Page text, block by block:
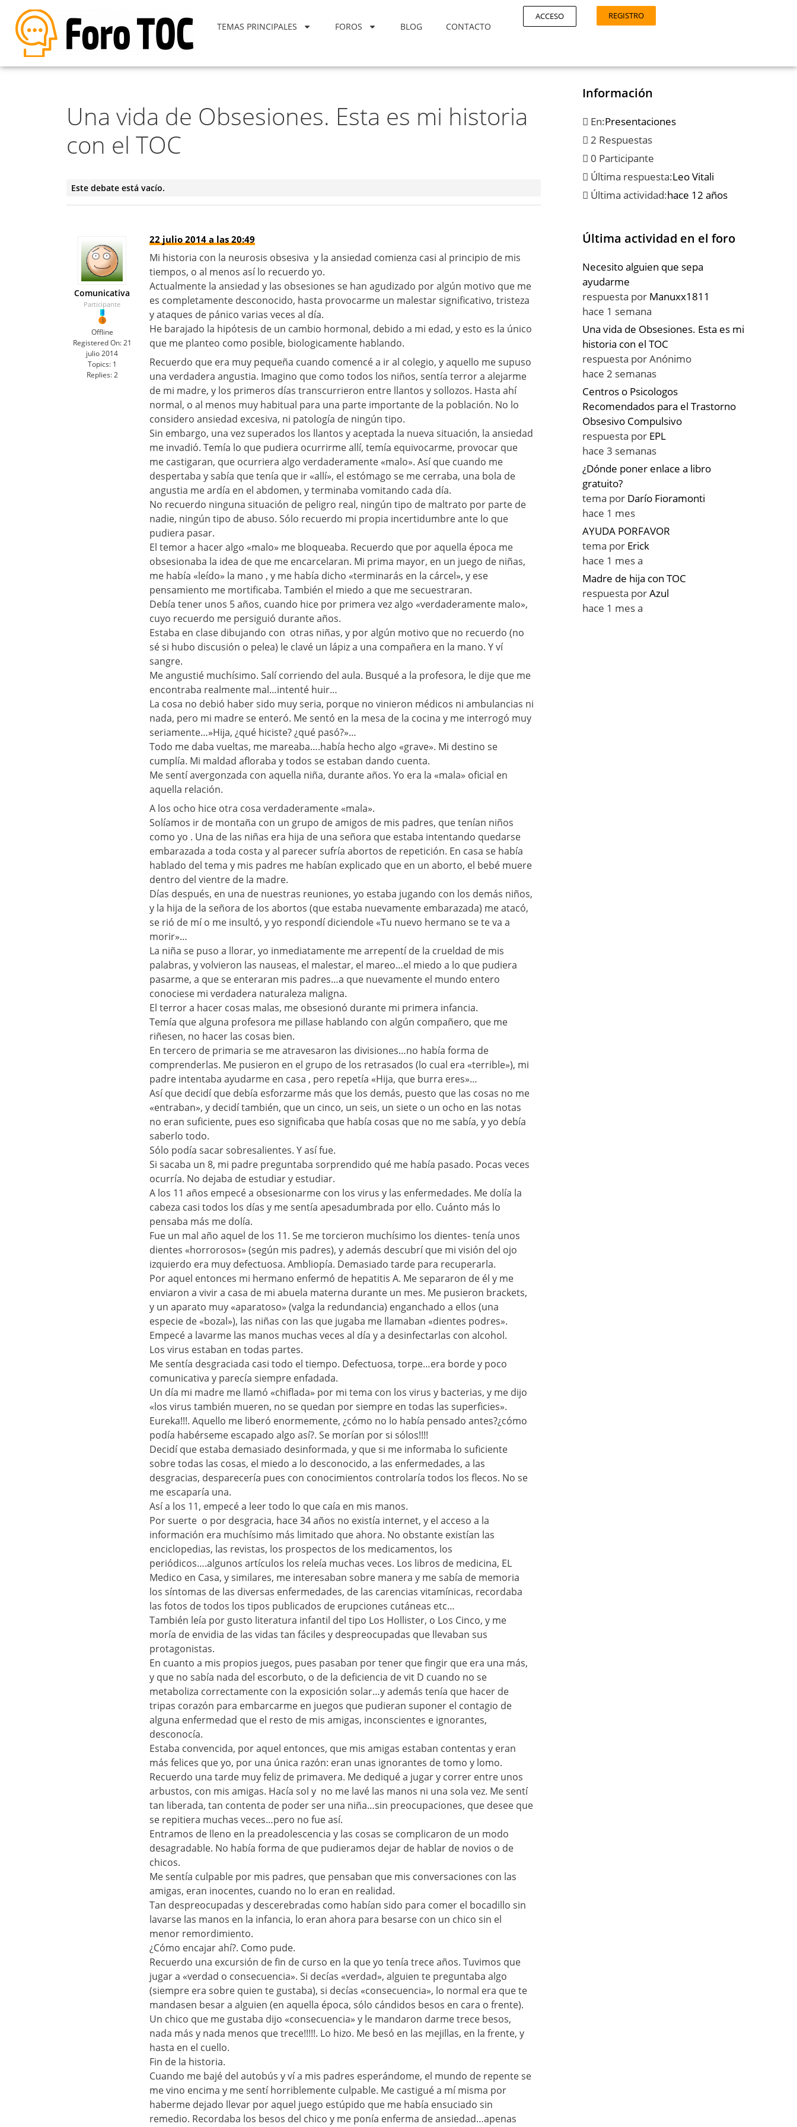
TEMAS PRINCIPALES FOROS BLOG CONTACTO
ACCESO REGISTRO
Una vida de Obsesiones. Esta es mi historia
con el TOC
Este debate está vacío.
Comunicativa
Participante
Offline
Registered On: 21
julio 2014
Topics: 1
Replies: 2
22 julio 2014 a las 20:49
Mi historia con la neurosis obsesiva y la ansiedad comienza casi al principio de mis
tiempos, o al menos así lo recuerdo yo.
Actualmente la ansiedad y las obsesiones se han agudizado por algún motivo que me
es completamente desconocido, hasta provocarme un malestar significativo, tristeza
y ataques de pánico varias veces al día.
He barajado la hipótesis de un cambio hormonal, debido a mi edad, y esto es la único
que me planteo como posible, biologicamente hablando.
Recuerdo que era muy pequeña cuando comencé a ir al colegio, y aquello me supuso
una verdadera angustia. Imagino que como todos los niños, sentía terror a alejarme
de mi madre, y los primeros días transcurrieron entre llantos y sollozos. Hasta ahí
normal, o al menos muy habitual para una parte importante de la población. No lo
considero ansiedad excesiva, ni patología de ningún tipo.
Sin embargo, una vez superados los llantos y aceptada la nueva situación, la ansiedad
me invadió. Temía lo que pudiera ocurrirme allí, temía equivocarme, provocar que
me castigaran, que ocurriera algo verdaderamente «malo». Así que cuando me
despertaba y sabía que tenía que ir «allí», el estómago se me cerraba, una bola de
angustia me ardía en el abdomen, y terminaba vomitando cada día.
No recuerdo ninguna situación de peligro real, ningún tipo de maltrato por parte de
nadie, ningún tipo de abuso. Sólo recuerdo mi propia incertidumbre ante lo que
pudiera pasar.
El temor a hacer algo «malo» me bloqueaba. Recuerdo que por aquella época me
obsesionaba la idea de que me encarcelaran. Mi prima mayor, en un juego de niñas,
me había «leído» la mano , y me había dicho «terminarás en la cárcel», y ese
pensamiento me mortificaba. También el miedo a que me secuestraran.
Debía tener unos 5 años, cuando hice por primera vez algo «verdaderamente malo»,
cuyo recuerdo me persiguió durante años.
Estaba en clase dibujando con otras niñas, y por algún motivo que no recuerdo (no
sé si hubo discusión o pelea) le clavé un lápiz a una compañera en la mano. Y ví
sangre.
Me angustié muchísimo. Salí corriendo del aula. Busqué a la profesora, le dije que me
encontraba realmente mal…intenté huir…
La cosa no debió haber sido muy seria, porque no vinieron médicos ni ambulancias ni
nada, pero mi madre se enteró. Me sentó en la mesa de la cocina y me interrogó muy
seriamente…»Hija, ¿qué hiciste? ¿qué pasó?»…
Todo me daba vueltas, me mareaba….había hecho algo «grave». Mi destino se
cumplía. Mi maldad afloraba y todos se estaban dando cuenta.
Me sentí avergonzada con aquella niña, durante años. Yo era la «mala» oficial en
aquella relación.
A los ocho hice otra cosa verdaderamente «mala».
Solíamos ir de montaña con un grupo de amigos de mis padres, que tenían niños
como yo . Una de las niñas era hija de una señora que estaba intentando quedarse
embarazada a toda costa y al parecer sufría abortos de repetición. En casa se había
hablado del tema y mis padres me habían explicado que en un aborto, el bebé muere
dentro del vientre de la madre.
Días después, en una de nuestras reuniones, yo estaba jugando con los demás niños,
y la hija de la señora de los abortos (que estaba nuevamente embarazada) me atacó,
se rió de mí o me insultó, y yo respondí diciendole «Tu nuevo hermano se te va a
morir»…
La niña se puso a llorar, yo inmediatamente me arrepentí de la crueldad de mis
palabras, y volvieron las nauseas, el malestar, el mareo…el miedo a lo que pudiera
pasarme, a que se enteraran mis padres…a que nuevamente el mundo entero
conociese mi verdadera naturaleza maligna.
El terror a hacer cosas malas, me obsesionó durante mi primera infancia.
Temía que alguna profesora me pillase hablando con algún compañero, que me
riñesen, no hacer las cosas bien.
En tercero de primaria se me atravesaron las divisiones…no había forma de
comprenderlas. Me pusieron en el grupo de los retrasados (lo cual era «terrible»), mi
padre intentaba ayudarme en casa , pero repetía «Hija, que burra eres»…
Así que decidí que debía esforzarme más que los demás, puesto que las cosas no me
«entraban», y decidí también, que un cinco, un seis, un siete o un ocho en las notas
no eran suficiente, pues eso significaba que había cosas que no me sabía, y yo debía
saberlo todo.
Sólo podía sacar sobresalientes. Y así fue.
Si sacaba un 8, mi padre preguntaba sorprendido qué me había pasado. Pocas veces
ocurría. No dejaba de estudiar y estudiar.
A los 11 años empecé a obsesionarme con los virus y las enfermedades. Me dolía la
cabeza casi todos los días y me sentía apesadumbrada por ello. Cuánto más lo
pensaba más me dolía.
Fue un mal año aquel de los 11. Se me torcieron muchísimo los dientes- tenía unos
dientes «horrorosos» (según mis padres), y además descubrí que mi visión del ojo
izquierdo era muy defectuosa. Ambliopía. Demasiado tarde para recuperarla.
Por aquel entonces mi hermano enfermó de hepatitis A. Me separaron de él y me
enviaron a vivir a casa de mi abuela materna durante un mes. Me pusieron brackets,
y un aparato muy «aparatoso» (valga la redundancia) enganchado a ellos (una
especie de «bozal»), las niñas con las que jugaba me llamaban «dientes podres».
Empecé a lavarme las manos muchas veces al día y a desinfectarlas con alcohol.
Los virus estaban en todas partes.
Me sentía desgraciada casi todo el tiempo. Defectuosa, torpe…era borde y poco
comunicativa y parecía siempre enfadada.
Un día mi madre me llamó «chiflada» por mi tema con los virus y bacterias, y me dijo
«los virus también mueren, no se quedan por siempre en todas las superficies».
Eureka!!!. Aquello me liberó enormemente, ¿cómo no lo había pensado antes?¿cómo
podía habérseme escapado algo así?. Se morían por si sólos!!!!
Decidí que estaba demasiado desinformada, y que si me informaba lo suficiente
sobre todas las cosas, el miedo a lo desconocido, a las enfermedades, a las
desgracias, desparecería pues con conocimientos controlaría todos los flecos. No se
me escaparía una.
Así a los 11, empecé a leer todo lo que caía en mis manos.
Por suerte o por desgracia, hace 34 años no existía internet, y el acceso a la
información era muchísimo más limitado que ahora. No obstante existían las
enciclopedias, las revistas, los prospectos de los medicamentos, los
periódicos….algunos artículos los releía muchas veces. Los libros de medicina, EL
Medico en Casa, y similares, me interesaban sobre manera y me sabía de memoria
los síntomas de las diversas enfermedades, de las carencias vitamínicas, recordaba
las fotos de todos los tipos publicados de erupciones cutáneas etc…
También leía por gusto literatura infantil del tipo Los Hollister, o Los Cinco, y me
moría de envidia de las vidas tan fáciles y despreocupadas que llevaban sus
protagonistas.
En cuanto a mis propios juegos, pues pasaban por tener que fingir que era una más,
y que no sabía nada del escorbuto, o de la deficiencia de vit D cuando no se
metaboliza correctamente con la exposición solar…y además tenía que hacer de
tripas corazón para embarcarme en juegos que pudieran suponer el contagio de
alguna enfermedad que el resto de mis amigas, inconscientes e ignorantes,
desconocía.
Estaba convencida, por aquel entonces, que mis amigas estaban contentas y eran
más felices que yo, por una única razón: eran unas ignorantes de tomo y lomo.
Recuerdo una tarde muy feliz de primavera. Me dediqué a jugar y correr entre unos
arbustos, con mis amigas. Hacía sol y no me lavé las manos ni una sola vez. Me sentí
tan liberada, tan contenta de poder ser una niña…sin preocupaciones, que desee que
se repitiera muchas veces…pero no fue así.
Entramos de lleno en la preadolescencia y las cosas se complicaron de un modo
desagradable. No había forma de que pudieramos dejar de hablar de novios o de
chicos.
Me sentía culpable por mis padres, que pensaban que mis conversaciones con las
amigas, eran inocentes, cuando no lo eran en realidad.
Tan despreocupadas y descerebradas como habían sido para comer el bocadillo sin
lavarse las manos en la infancia, lo eran ahora para besarse con un chico sin el
menor remordimiento.
¿Cómo encajar ahí?. Como pude.
Recuerdo una excursión de fin de curso en la que yo tenía trece años. Tuvimos que
jugar a «verdad o consecuencia». Si decías «verdad», alguien te preguntaba algo
(siempre era sobre quien te gustaba), si decías «consecuencia», lo normal era que te
mandasen besar a alguien (en aquella época, sólo cándidos besos en cara o frente).
Un chico que me gustaba dijo «consecuencia» y le mandaron darme trece besos,
nada más y nada menos que trece!!!!!. Lo hizo. Me besó en las mejillas, en la frente, y
hasta en el cuello.
Fin de la historia.
Cuando me bajé del autobús y ví a mis padres esperándome, el mundo de repente se
me vino encima y me sentí horriblemente culpable. Me castigué a mí misma por
haberme dejado llevar por aquel juego estúpido que me había ensuciado sin
remedio. Recordaba los besos del chico y me ponía enferma de ansiedad…apenas
Información
En:Presentaciones
2 Respuestas
0 Participante
Última respuesta:Leo Vitali
Última actividad:hace 12 años
Última actividad en el foro
Necesito alguien que sepa
ayudarme
respuesta por Manuxx1811
hace 1 semana
Una vida de Obsesiones. Esta es mi
historia con el TOC
respuesta porAnónimo
hace 2 semanas
Centros o Psicologos
Recomendados para el Trastorno
Obsesivo Compulsivo
respuesta por EPL
hace 3 semanas
¿Dónde poner enlace a libro
gratuito?
tema por Darío Fioramonti
hace 1 mes
AYUDA PORFAVOR
tema por Erick
hace 1 mes a
Madre de hija con TOC
respuesta porAzul
hace 1 mes a